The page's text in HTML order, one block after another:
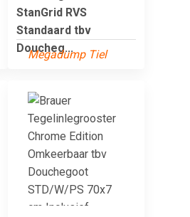
StanGrid RVS
Standaard tbv
Doucheg...
Megadump Tiel